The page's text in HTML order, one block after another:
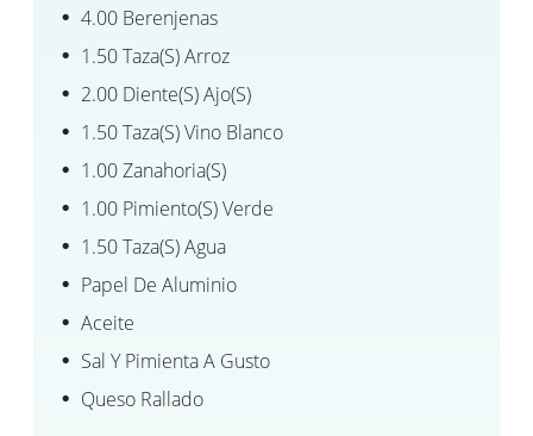
4.00 Berenjenas
1.50 Taza(s) Arroz
2.00 Diente(s) Ajo(s)
1.50 Taza(s) Vino Blanco
1.00 Zanahoria(s)
1.00 Pimiento(s) Verde
1.50 Taza(s) Agua
Papel De Aluminio
Aceite
Sal Y Pimienta A Gusto
Queso Rallado